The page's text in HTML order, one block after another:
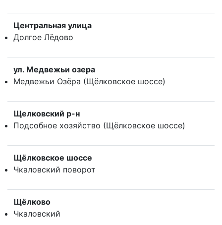
Центральная улица
Долгое Лёдово
ул. Медвежьи озера
Медвежьи Озёра (Щёлковское шоссе)
Щелковский р-н
Подсобное хозяйство (Щёлковское шоссе)
Щёлковское шоссе
Чкаловский поворот
Щёлково
Чкаловский